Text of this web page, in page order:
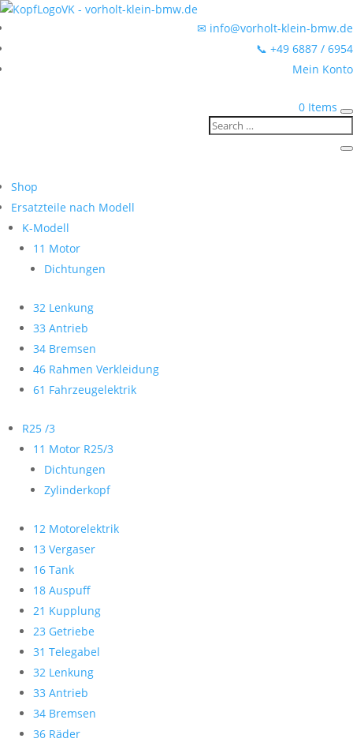
✉ info@vorholt-klein-bmw.de
📞 +49 6887 / 6954
Mein Konto
0 Items
Shop
Ersatzteile nach Modell
K-Modell
11 Motor
Dichtungen
32 Lenkung
33 Antrieb
34 Bremsen
46 Rahmen Verkleidung
61 Fahrzeugelektrik
R25 /3
11 Motor R25/3
Dichtungen
Zylinderkopf
12 Motorelektrik
13 Vergaser
16 Tank
18 Auspuff
21 Kupplung
23 Getriebe
31 Telegabel
32 Lenkung
33 Antrieb
34 Bremsen
36 Räder